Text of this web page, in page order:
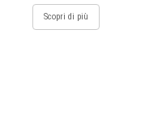
Scopri di più